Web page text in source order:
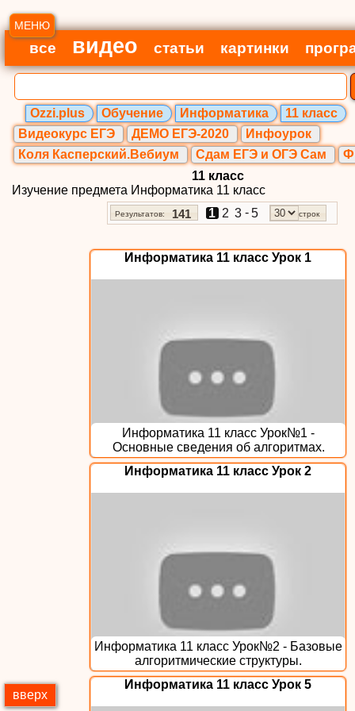
МЕНЮ
все видео статьи картинки
Ozzi.plus Обучение Информатика
11 класс
Видеокурс ЕГЭ
ДЕМО ЕГЭ-2020
Инфоурок
Коля Касперский.Вебиум
Сдам ЕГЭ и ОГЭ Сам
11 класс
Изучение предмета Информатика 11 класс
Результатов: 141 1 2 3 - 5 строк
Информатика 11 класс Урок 1
Информатика 11 класс Урок№1 -
Основные сведения об алгоритмах.
Информатика 11 класс Урок 2
Информатика 11 класс Урок№2 - Базовые
алгоритмические структуры.
Информатика 11 класс Урок 5
вверх